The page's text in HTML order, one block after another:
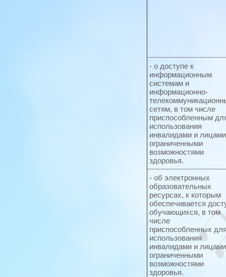
- о доступе к
информационным
системам и
информационно-
сетям, в том числе
приспособленным
использования
инвалидами и
ограниченными
возможностями
здоровья.
- об электронных
образовательных
ресурсах, к которым
обеспечивается
обучающихся, в том
числе
приспособленных
использования
инвалидами и
ограниченными
возможностями
здоровья.